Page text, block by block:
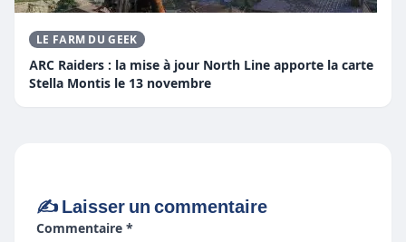
LE FARM DU GEEK
ARC Raiders : la mise à jour North Line apporte la carte
Stella Montis le 13 novembre
✍️ Laisser un commentaire
Commentaire *